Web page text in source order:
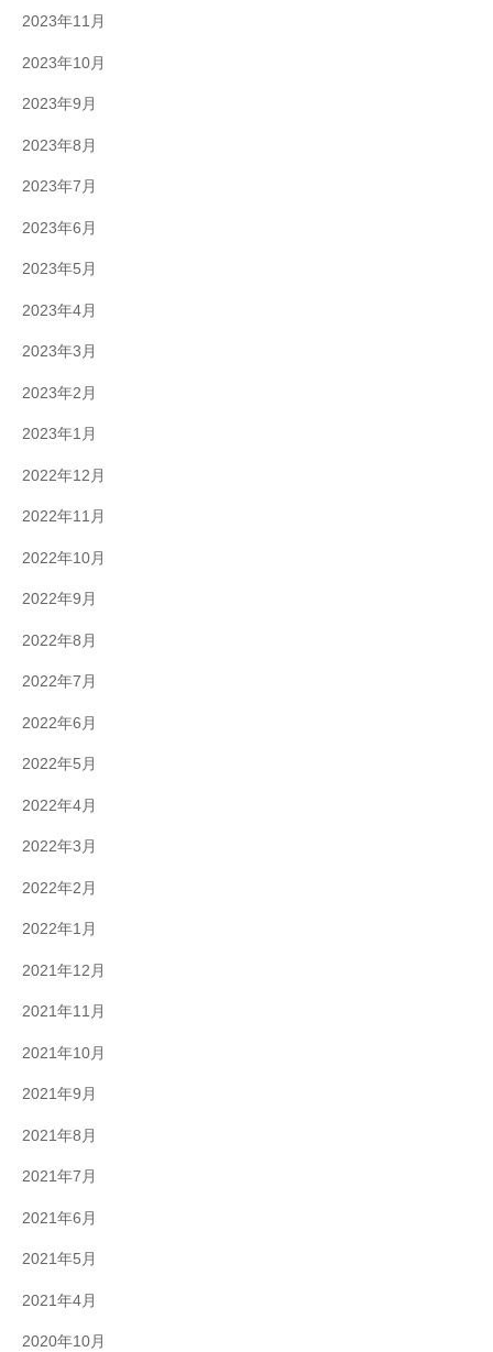
2023年11月
2023年10月
2023年9月
2023年8月
2023年7月
2023年6月
2023年5月
2023年4月
2023年3月
2023年2月
2023年1月
2022年12月
2022年11月
2022年10月
2022年9月
2022年8月
2022年7月
2022年6月
2022年5月
2022年4月
2022年3月
2022年2月
2022年1月
2021年12月
2021年11月
2021年10月
2021年9月
2021年8月
2021年7月
2021年6月
2021年5月
2021年4月
2020年10月